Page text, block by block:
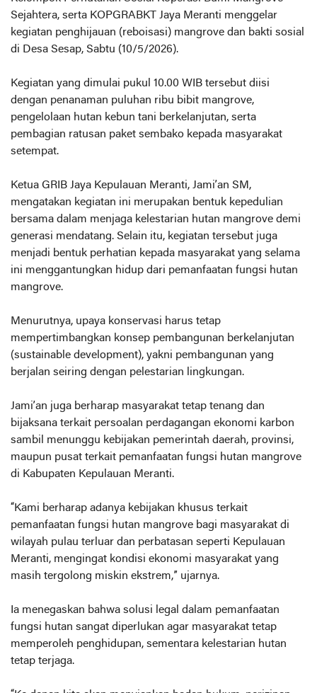
Sejahtera, serta KOPGRABKT Jaya Meranti menggelar
kegiatan penghijauan (reboisasi) mangrove dan bakti sosial
di Desa Sesap, Sabtu (10/5/2026).
Kegiatan yang dimulai pukul 10.00 WIB tersebut diisi
dengan penanaman puluhan ribu bibit mangrove,
pengelolaan hutan kebun tani berkelanjutan, serta
pembagian ratusan paket sembako kepada masyarakat
setempat.
Ketua GRIB Jaya Kepulauan Meranti, Jami’an SM,
mengatakan kegiatan ini merupakan bentuk kepedulian
bersama dalam menjaga kelestarian hutan mangrove demi
generasi mendatang. Selain itu, kegiatan tersebut juga
menjadi bentuk perhatian kepada masyarakat yang selama
ini menggantungkan hidup dari pemanfaatan fungsi hutan
mangrove.
Menurutnya, upaya konservasi harus tetap
mempertimbangkan konsep pembangunan berkelanjutan
(sustainable development), yakni pembangunan yang
berjalan seiring dengan pelestarian lingkungan.
Jami’an juga berharap masyarakat tetap tenang dan
bijaksana terkait persoalan perdagangan ekonomi karbon
sambil menunggu kebijakan pemerintah daerah, provinsi,
maupun pusat terkait pemanfaatan fungsi hutan mangrove
di Kabupaten Kepulauan Meranti.
“Kami berharap adanya kebijakan khusus terkait
pemanfaatan fungsi hutan mangrove bagi masyarakat di
wilayah pulau terluar dan perbatasan seperti Kepulauan
Meranti, mengingat kondisi ekonomi masyarakat yang
masih tergolong miskin ekstrem,” ujarnya.
Ia menegaskan bahwa solusi legal dalam pemanfaatan
fungsi hutan sangat diperlukan agar masyarakat tetap
memperoleh penghidupan, sementara kelestarian hutan
tetap terjaga.